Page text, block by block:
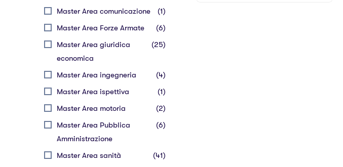
Master Area comunicazione
(1)
Master Area Forze Armate
(6)
Master Area giuridica
economica
(25)
Master Area ingegneria
(4)
Master Area ispettiva
(1)
Master Area motoria
(2)
Master Area Pubblica
Amministrazione
(6)
Master Area sanità
(41)